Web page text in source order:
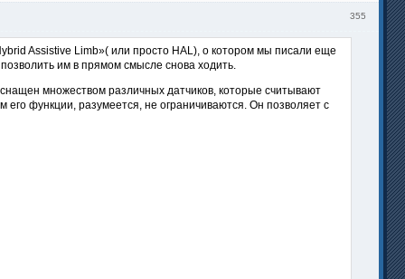
355
Assistive Limb»( или просто HAL), о котором мы писали еще
им в прямом смысле снова ходить.
множеством различных датчиков, которые считывают
функции, разумеется, не ограничиваются. Он позволяет с